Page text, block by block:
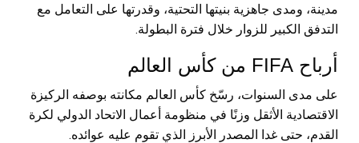
مدينة، ومدى جاهزية بنيتها التحتية، وقدرتها على التعامل مع
التدفق الكبير للزوار خلال فترة البطولة.
أرباح FIFA من كأس العالم
على مدى السنوات، رسّخ كأس العالم مكانته بوصفه الركيزة
الاقتصادية الأثقل وزنًا في منظومة أعمال الاتحاد الدولي لكرة
القدم، حتى غدا المصدر الأبرز الذي تقوم عليه عوائده.